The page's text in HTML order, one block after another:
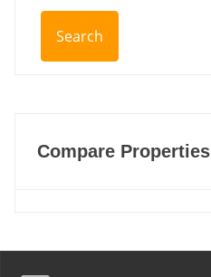
Compare Properties